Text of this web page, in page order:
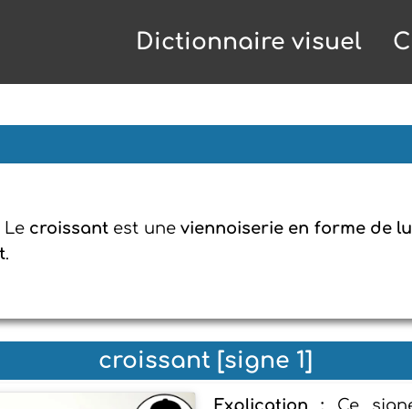
Dictionnaire visuel
Le croissant est uneviennoiserie en forme de
.
croissant [signe 1]
Explication : Ce